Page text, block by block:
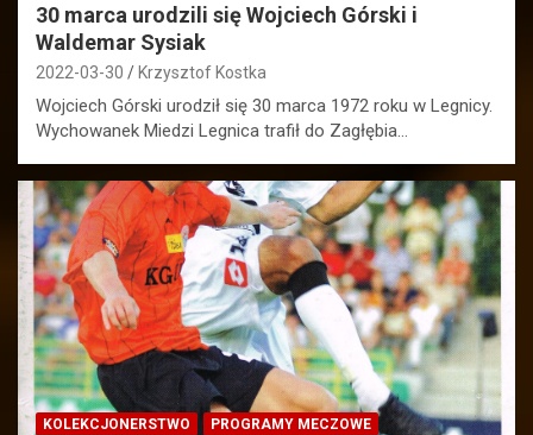
30 marca urodzili się Wojciech Górski i
Waldemar Sysiak
2022-03-30 Krzysztof Kostka
Wojciech Górski urodził się 30 marca 1972 roku w Legnicy.
Wychowanek Miedzi Legnica trafił do Zagłębia…
KOLEKCJONERSTWO
PROGRAMY MECZOWE